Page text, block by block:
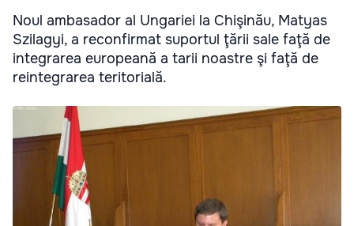
Noul ambasador al Ungariei la Chişinău, Matyas
Szilagyi, a reconfirmat suportul ţării sale faţă de
integrarea europeană a tarii noastre şi faţă de
reintegrarea teritorială.